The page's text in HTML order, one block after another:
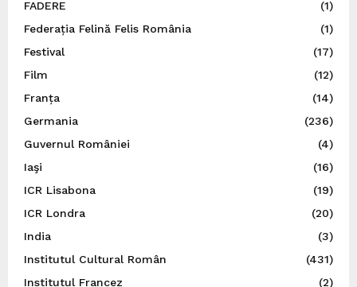
FADERE
(1)
Federația Felină Felis România
(1)
Festival
(17)
Film
(12)
Franța
(14)
Germania
(236)
Guvernul României
(4)
Iaşi
(16)
ICR Lisabona
(19)
ICR Londra
(20)
India
(3)
Institutul Cultural Român
(431)
Institutul Francez
(2)